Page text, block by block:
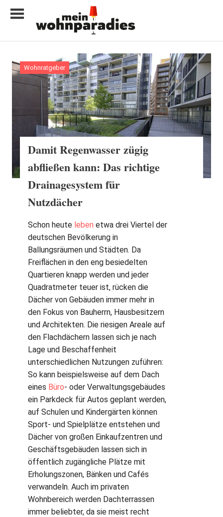
Inhalt
My
is
my
castle
Wohnratgeber
Damit Regenwasser zügig
abfließen kann: Das richtige
Drainagesystem für
Nutzdächer
Schon heute leben etwa drei Viertel der
deutschen Bevölkerung in
Ballungsräumen und Städten. Da
Freiflächen in den eng besiedelten
Quartieren knapp werden und jeder
Quadratmeter teuer ist, rücken die
Dächer von Gebäuden immer mehr in
den Fokus von Bauherrn, Hausbesitzern
und Architekten. Die riesigen Areale auf
den Flachdächern lassen sich je nach
Lage und Beschaffenheit
unterschiedlichen Nutzungen zuführen:
So kann beispielsweise auf dem Dach
eines Büro- oder Verwaltungsgebäudes
ein Parkdeck für Autos geplant werden,
auf Schulen und Kindergärten können
Sport- und Spielplätze entstehen und
Dächer von großen Einkaufzentren und
Geschäftsgebäuden lassen sich in
öffentlich zugängliche Plätze mit
Erholungszonen, Bänken und Cafés
verwandeln. Auch im privaten
Wohnbereich werden Dachterrassen
immer beliebter, da sie meist recht